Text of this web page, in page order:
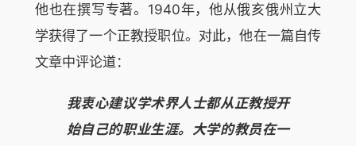
他也在撰写专著。1940年，他从俄亥俄州立大
学获得了一个正教授职位。对此，他在一篇自传
文章中评论道：
我衷心建议学术界人士都从正教授开
始自己的职业生涯。大学的教员在一